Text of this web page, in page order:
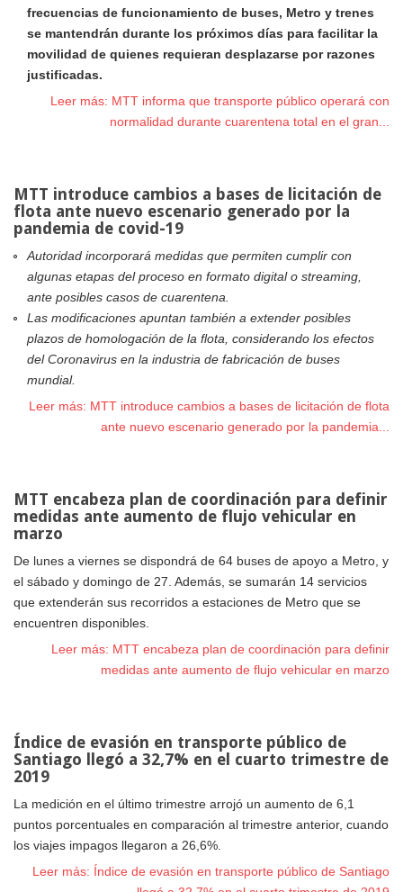
frecuencias de funcionamiento de buses, Metro y trenes
se mantendrán durante los próximos días para facilitar la
movilidad de quienes requieran desplazarse por razones
justificadas.
Leer más: MTT informa que transporte público operará con
normalidad durante cuarentena total en el gran...
MTT introduce cambios a bases de licitación de
flota ante nuevo escenario generado por la
pandemia de covid-19
Autoridad incorporará medidas que permiten cumplir con
algunas etapas del proceso en formato digital o streaming,
ante posibles casos de cuarentena.
Las modificaciones apuntan también a extender posibles
plazos de homologación de la flota, considerando los efectos
del Coronavirus en la industria de fabricación de buses
mundial.
Leer más: MTT introduce cambios a bases de licitación de flota
ante nuevo escenario generado por la pandemia...
MTT encabeza plan de coordinación para definir
medidas ante aumento de flujo vehicular en
marzo
De lunes a viernes se dispondrá de 64 buses de apoyo a Metro, y
el sábado y domingo de 27. Además, se sumarán 14 servicios
que extenderán sus recorridos a estaciones de Metro que se
encuentren disponibles.
Leer más: MTT encabeza plan de coordinación para definir
medidas ante aumento de flujo vehicular en marzo
Índice de evasión en transporte público de
Santiago llegó a 32,7% en el cuarto trimestre de
2019
La medición en el último trimestre arrojó un aumento de 6,1
puntos porcentuales en comparación al trimestre anterior, cuando
los viajes impagos llegaron a 26,6%.
Leer más: Índice de evasión en transporte público de Santiago